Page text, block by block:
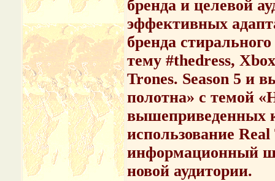
бренда и целевой
эффективных
бренда
тему #thedress,
Trones. Season 5 и
полотна» с темой
вышеприведенных
использование
информационный
новой аудитории.